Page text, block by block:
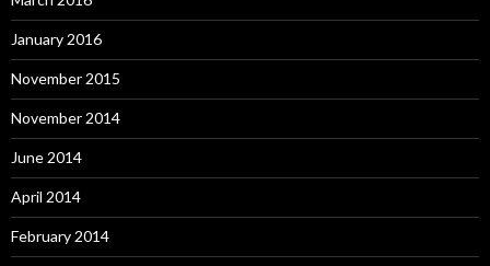
January 2016
November 2015
November 2014
June 2014
April 2014
February 2014